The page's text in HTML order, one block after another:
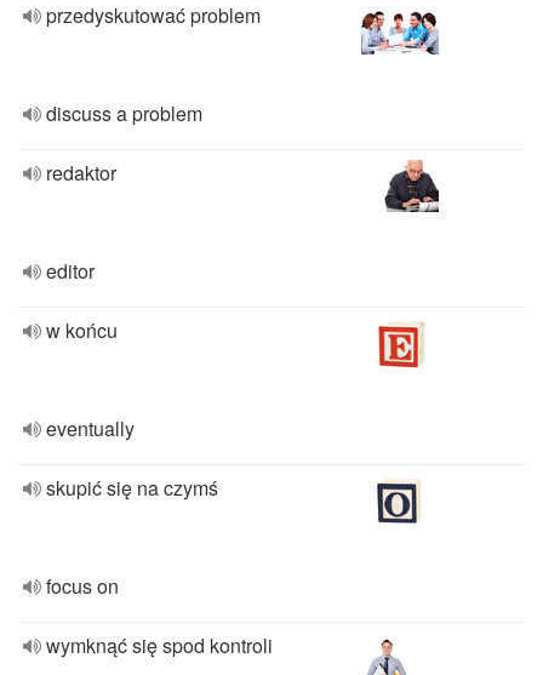
przedyskutować problem
discuss a problem
redaktor
editor
w końcu
eventually
skupić się na czymś
focus on
wymknąć się spod kontroli